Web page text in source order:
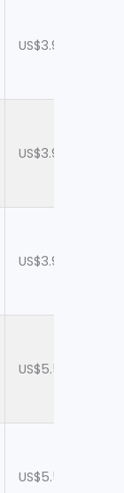
US$3.97
US$3.97
US$3.97
US$5.56
US$5.56